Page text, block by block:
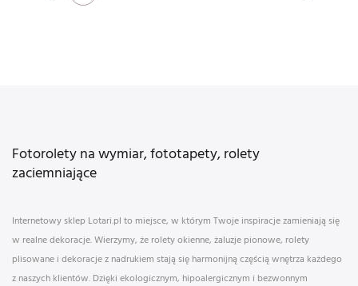
Fotorolety na wymiar, fototapety, rolety
zaciemniające
Internetowy sklep Lotari.pl to miejsce, w którym Twoje inspiracje zamieniają się
w realne dekoracje. Wierzymy, że rolety okienne, żaluzje pionowe, rolety
plisowane i dekoracje z nadrukiem stają się harmonijną częścią wnętrza każdego
z naszych klientów. Dzięki ekologicznym, hipoalergicznym i bezwonnym